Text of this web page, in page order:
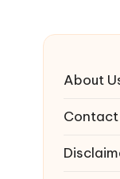
About
Contact